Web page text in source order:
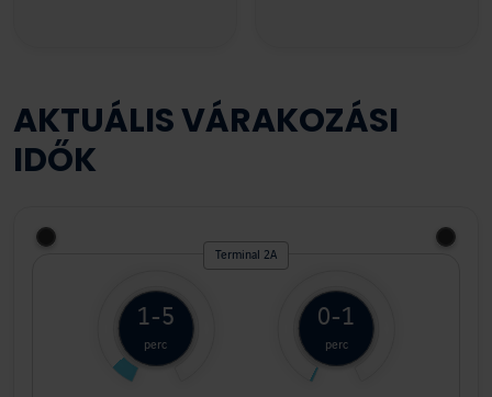
AKTUÁLIS VÁRAKOZÁSI
IDŐK
Terminal 2A
1-5
perc
0-1
perc